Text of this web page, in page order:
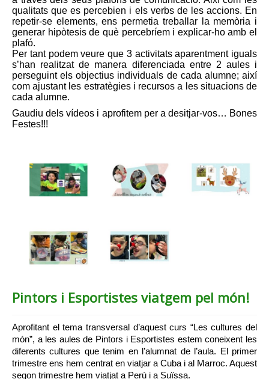
qualitats que es percebien i els verbs de les accions. En
repetir-se elements, ens permetia treballar la memòria i
generar hipòtesis de què percebríem i explicar-ho amb el
plafó.
Per tant podem veure que 3 activitats aparentment iguals
s’han realitzat de manera diferenciada entre 2 aules i
perseguint els objectius individuals de cada alumne; així
com ajustant les estratègies i recursos a les situacions de
cada alumne.
Gaudiu dels vídeos i aprofitem per a desitjar-vos… Bones
Festes!!!
Pintors i Esportistes viatgem pel món!
Aprofitant el tema transversal d’aquest curs “Les cultures del
món”, a les aules de Pintors i Esportistes estem coneixent les
diferents cultures que tenim en l’alumnat de l’aula. El primer
trimestre ens hem centrat en viatjar a Cuba i al Marroc. Aquest
segon trimestre hem viatjat a Perú i a Suïssa.